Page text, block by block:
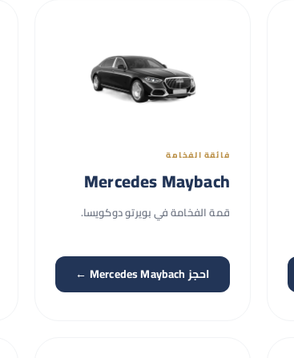
فائقة الفخامة
Mercedes Maybach
قمة الفخامة في بويرتو دوكويسا.
احجز Mercedes Maybach ←